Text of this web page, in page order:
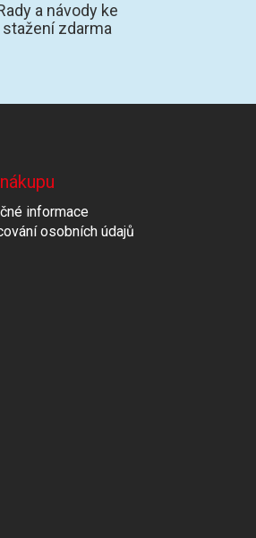
a návody ke
stažení zdarma
informace
osobních údajů